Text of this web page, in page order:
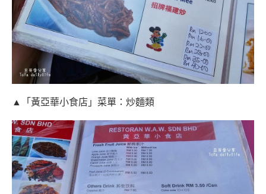
▲「黃亞華小食店」菜單：炒麵類